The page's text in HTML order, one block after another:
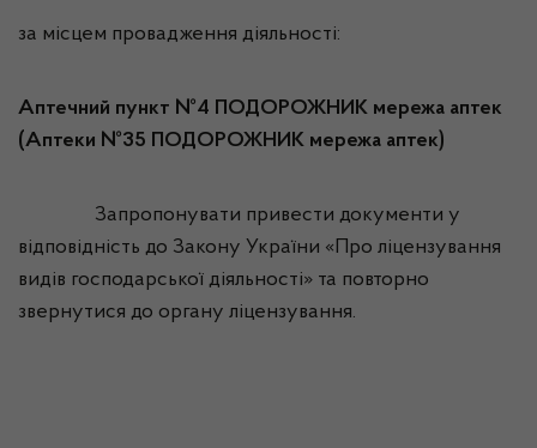
за місцем провадження діяльності:
Аптечний пункт №4 ПОДОРОЖНИК мережа аптек
(Аптеки №35 ПОДОРОЖНИК мережа аптек)
Запропонувати привести документи у
відповідність до Закону України «Про ліцензування
видів господарської діяльності» та повторно
звернутися до органу ліцензування.